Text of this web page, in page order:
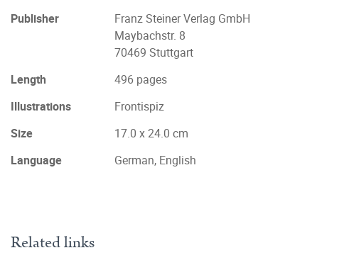
Publisher
Franz Steiner Verlag GmbH
Maybachstr. 8
70469 Stuttgart
Length
496 pages
Illustrations
Frontispiz
Size
17.0 x 24.0 cm
Language
German, English
Related links